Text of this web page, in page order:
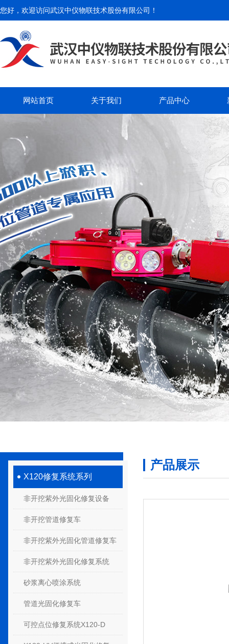
您好，欢迎访问武汉中仪物联技术股份有限公司 ！
网站首页 关于我们 产品中心
X120修复系统系列
非开挖紫外光固化修复设备
非开挖管道修复车
非开挖紫外光固化管道修复车
非开挖紫外光固化修复系统
砂浆离心喷涂系统
管道光固化修复车
可控点位修复系统X120-D
产品展示